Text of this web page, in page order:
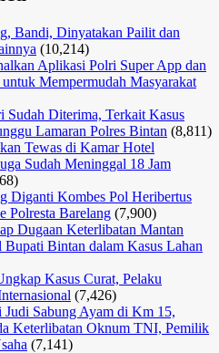
Bandi, Dinyatakan Pailit dan
(10,214)
Aplikasi Polri Super App dan
Mempermudah Masyarakat
Sudah Diterima, Terkait Kasus
Lamaran Polres Bintan (8,811)
Tewas di Kamar Hotel
Sudah Meninggal 18 Jam
Diganti Kombes Pol Heribertus
Polresta Barelang (7,900)
Dugaan Keterlibatan Mantan
Bintan dalam Kasus Lahan
Kasus Curat, Pelaku
(7,426)
Sabung Ayam di Km 15,
Keterlibatan Oknum TNI, Pemilik
(7,141)